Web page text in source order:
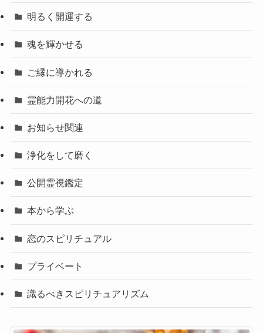
明るく開運する
魂を輝かせる
ご縁に導かれる
霊能力開花への道
お知らせ関連
浄化をして磨く
公開霊視鑑定
本から学ぶ
恋のスピリチュアル
プライベート
識るべきスピリチュアリズム